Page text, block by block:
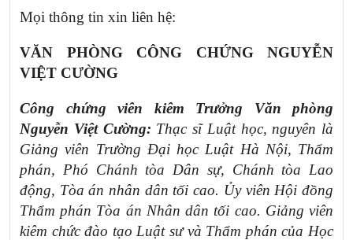
Mọi thông tin xin liên hệ:
VĂN PHÒNG CÔNG CHỨNG NGUYỄN
VIỆT CƯỜNG
Công chứng viên kiêm Trưởng Văn phòng
Nguyễn Việt Cường: Thạc sĩ Luật học, nguyên là
Giảng viên Trường Đại học Luật Hà Nội, Thẩm
phán, Phó Chánh tòa Dân sự, Chánh tòa Lao
động, Tòa án nhân dân tối cao. Ủy viên Hội đồng
Thẩm phán Tòa án Nhân dân tối cao. Giảng viên
kiêm chức đào tạo Luật sư và Thẩm phán của Học